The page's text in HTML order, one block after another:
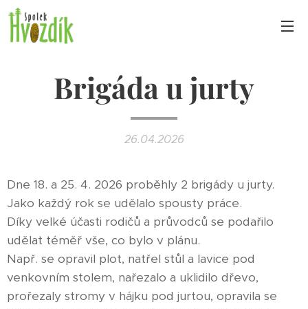
Brigáda u jurty
26.04.2026
Dne 18. a 25. 4. 2026 proběhly 2 brigády u jurty.
Jako každý rok se udělalo spousty práce.
Díky velké účasti rodičů a průvodců se podařilo
udělat téměř vše, co bylo v plánu.
Např. se opravil plot, natřel stůl a lavice pod
venkovním stolem, nařezalo a uklidilo dřevo,
prořezaly stromy v hájku pod jurtou, opravila se